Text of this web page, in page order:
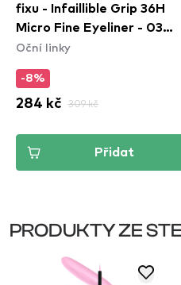
fixu - Infaillible Grip 36H
Micro Fine Eyeliner​ - 03
Ancient Rose
Oční linky
-8%
284 kč 309 kč
Přidat
PRODUKTY ZE